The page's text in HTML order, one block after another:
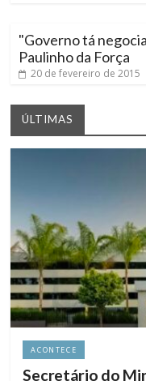
"Governo tá
Paulinho da Força
20 de fevereiro de 2015
ÚLTIMAS
ACONTECE
Secretário do